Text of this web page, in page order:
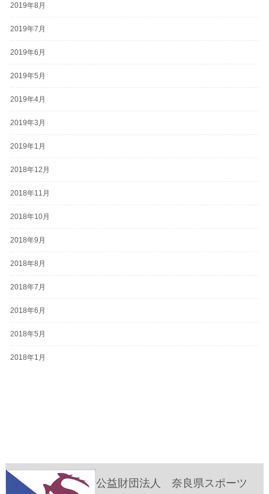
2019年8月
2019年7月
2019年6月
2019年5月
2019年4月
2019年3月
2019年1月
2018年12月
2018年11月
2018年10月
2018年9月
2018年8月
2018年7月
2018年6月
2018年5月
2018年1月
公益財団法人 奈良県スポーツ